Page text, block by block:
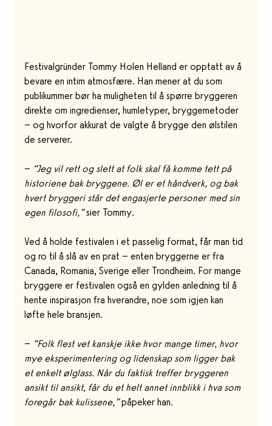
Festivalgründer Tommy Holen Helland er opptatt av å
bevare en intim atmosfære. Han mener at du som
publikummer bør ha muligheten til å spørre bryggeren
direkte om ingredienser, humletyper, bryggemetoder
– og hvorfor akkurat de valgte å brygge den ølstilen
de serverer.
– “Jeg vil rett og slett at folk skal få komme tett på
historiene bak bryggene. Øl er et håndverk, og bak
hvert bryggeri står det engasjerte personer med sin
egen filosofi,” sier Tommy.
Ved å holde festivalen i et passelig format, får man tid
og ro til å slå av en prat – enten bryggerne er fra
Canada, Romania, Sverige eller Trondheim. For mange
bryggere er festivalen også en gylden anledning til å
hente inspirasjon fra hverandre, noe som igjen kan
løfte hele bransjen.
– “Folk flest vet kanskje ikke hvor mange timer, hvor
mye eksperimentering og lidenskap som ligger bak
et enkelt ølglass. Når du faktisk treffer bryggeren
ansikt til ansikt, får du et helt annet innblikk i hva som
foregår bak kulissene,” påpeker han.